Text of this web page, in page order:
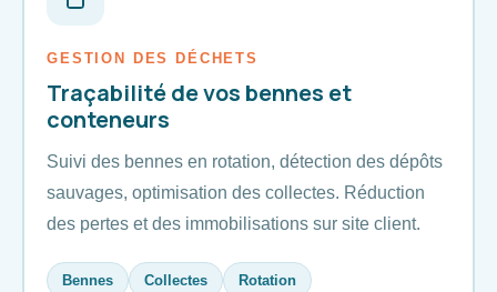
GESTION DES DÉCHETS
Traçabilité de vos bennes et
conteneurs
Suivi des bennes en rotation, détection des dépôts
sauvages, optimisation des collectes. Réduction
des pertes et des immobilisations sur site client.
Bennes Collectes Rotation